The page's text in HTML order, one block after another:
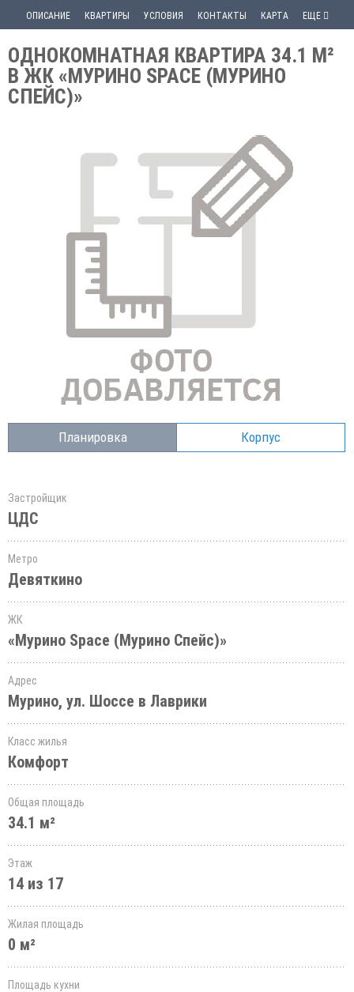
ОПИСАНИЕ КВАРТИРЫ УСЛОВИЯ КОНТАКТЫ КАРТА ЕЩЕ
ОДНОКОМНАТНАЯ КВАРТИРА 34.1 М²
В ЖК «МУРИНО SPACE (МУРИНО
СПЕЙС)»
Планировка Корпус
Застройщик
ЦДС
Метро
Девяткино
ЖК
«Мурино Space (Мурино Спейс)»
Адрес
Мурино, ул. Шоссе в Лаврики
Класс жилья
Комфорт
Общая площадь
34.1 м²
Этаж
14 из 17
Жилая площадь
0 м²
Площадь кухни